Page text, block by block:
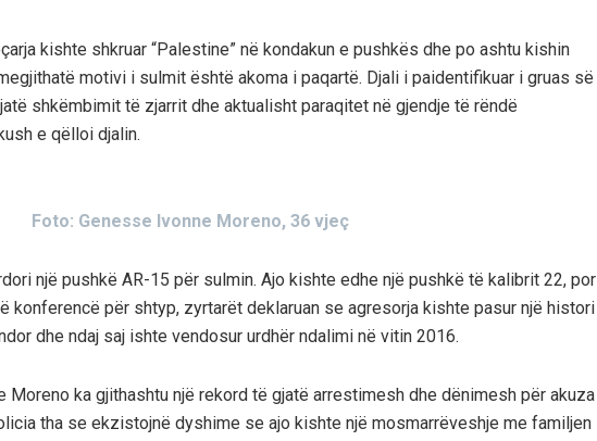
kishte shkruar “Palestine” në kondakun e pushkës dhe po ashtu kishin
motivi i sulmit është akoma i paqartë. Djali i paidentifikuar i gruas së
shkëmbimit të zjarrit dhe aktualisht paraqitet në gjendje të rëndë
e qëlloi djalin.
Foto: Genesse Ivonne Moreno, 36 vjeç
një pushkë AR-15 për sulmin. Ajo kishte edhe një pushkë të kalibrit 22, por
konferencë për shtyp, zyrtarët deklaruan se agresorja kishte pasur një histori
dhe ndaj saj ishte vendosur urdhër ndalimi në vitin 2016.
Moreno ka gjithashtu një rekord të gjatë arrestimesh dhe dënimesh për akuza
tha se ekzistojnë dyshime se ajo kishte një mosmarrëveshje me familjen